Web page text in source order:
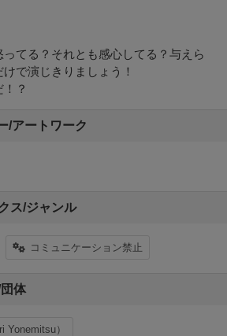
てる？それとも感心してる？与えら
で演じきりましょう！
？
/アートワーク
ス/ジャンル
コミュニケーション禁止
体
Yonemitsu）